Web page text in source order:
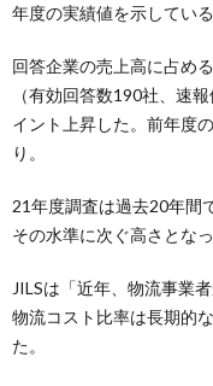
年度の実績値を示している
回答企業の売上高に占め
（有効回答数190社、速
イント上昇した。前年度
り。
21年度調査は過去20年間
その水準に次ぐ高さとなっ
JILSは「近年、物流事業
物流コスト比率は長期的
た。